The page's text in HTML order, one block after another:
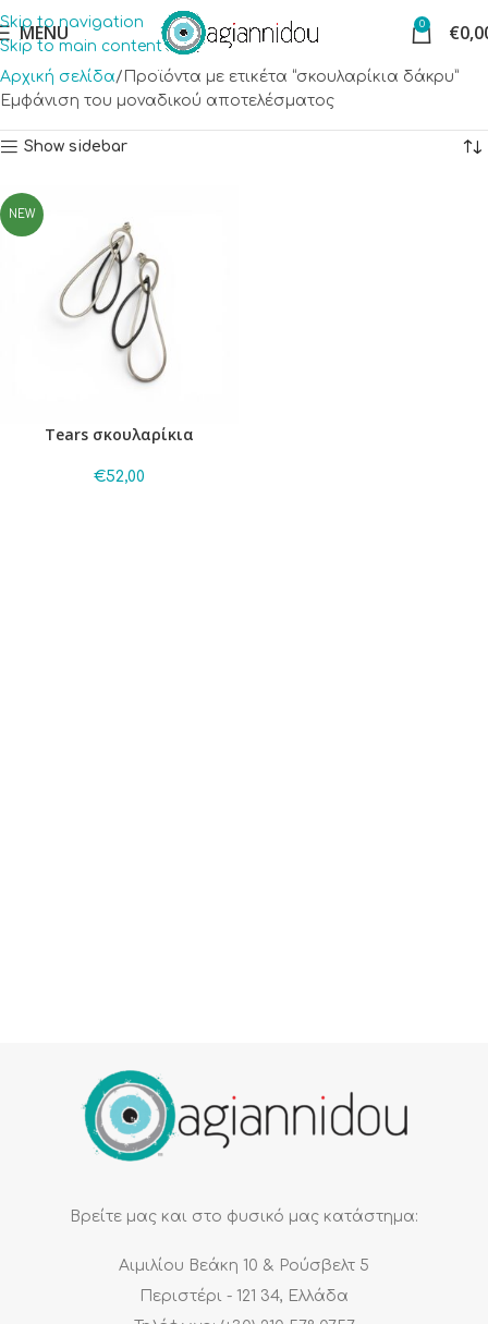
Skip to navigation
Skip to main content
MENU 0 €
Αρχική σελίδα
Προϊόντα με ετικέτα “σκουλαρίκια δάκρυ”
Εμφάνιση του μοναδικού αποτελέσματος
Show sidebar
NEW
Tears σκουλαρίκια
€52,00
Βρείτε μας και στο φυσικό μας κατάστημα:
Αιμιλίου Βεάκη 10 & Ρούσβελτ 5
Περιστέρι - 121 34, Ελλάδα